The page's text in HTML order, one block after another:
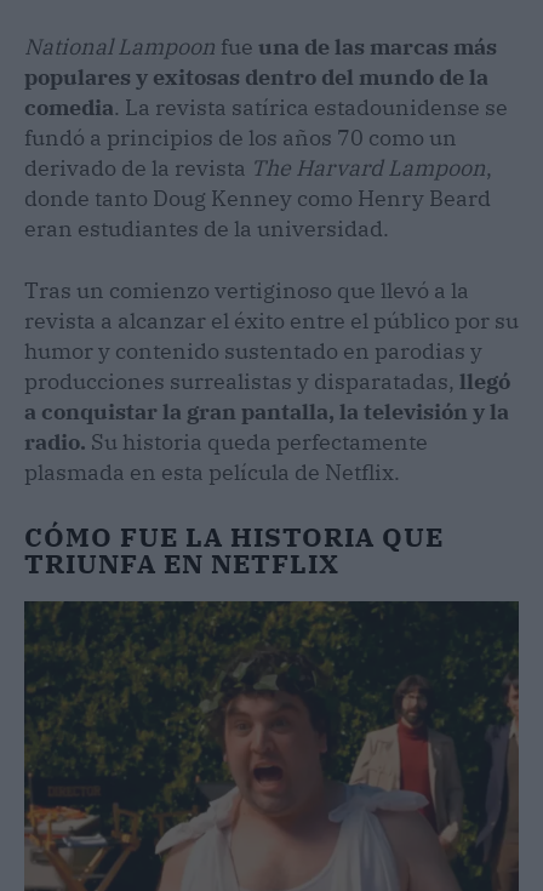
National Lampoon fue una de las marcas más
populares y exitosas dentro del mundo de la
comedia. La revista satírica estadounidense se
fundó a principios de los años 70 como un
derivado de la revista The Harvard Lampoon,
donde tanto Doug Kenney como Henry Beard
eran estudiantes de la universidad.
Tras un comienzo vertiginoso que llevó a la
revista a alcanzar el éxito entre el público por su
humor y contenido sustentado en parodias y
producciones surrealistas y disparatadas, llegó
a conquistar la gran pantalla, la televisión y la
radio. Su historia queda perfectamente
plasmada en esta película de Netflix.
CÓMO FUE LA HISTORIA QUE
TRIUNFA EN NETFLIX